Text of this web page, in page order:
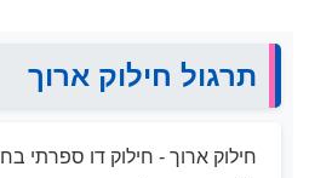
תרגול חילוק ארוך
חילוק ארוך - חילוק דו ספרתי